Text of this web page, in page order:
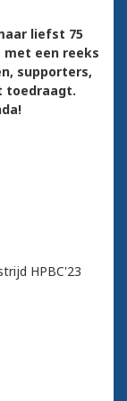
liefst 75
met een reeks
supporters,
toedraagt.
HPBC'23